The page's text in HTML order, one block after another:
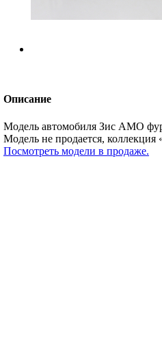
Описание
Модель автомобиля Зис АМО
Модель не продается,
Посмотреть модели в продаже.